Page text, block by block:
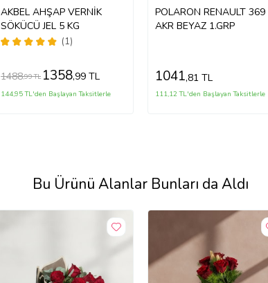
AKBEL AHŞAP VERNİK
SÖKÜCÜ JEL 5 KG
(1)
1488,99 TL 1358,99 TL
144,95 TL'den Başlayan Taksitlerle
POLARON RENAULT 369
AKR BEYAZ 1.GRP
1041,81 TL
111,12 TL'den Başlayan Taksitlerle
Bu Ürünü Alanlar Bunları da Aldı